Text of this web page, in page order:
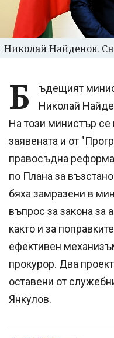
Николай Найденов.
Б
ъдещият
Николай
На този министър се
заявената и от
правосъдна
по Плана за
бяха замразени в
въпрос за закона за
както и за
ефективен
прокурор. Два
оставени от
Янкулов.